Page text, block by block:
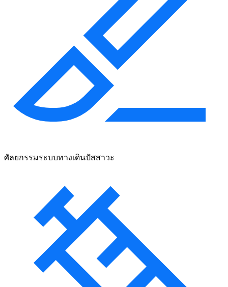
ศัลยกรรมระบบทางเดินปัสสาวะ